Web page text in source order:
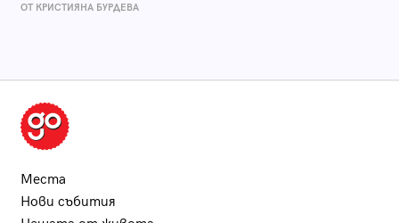
ОТ КРИСТИЯНА БУРДЕВА
Места
Нови събития